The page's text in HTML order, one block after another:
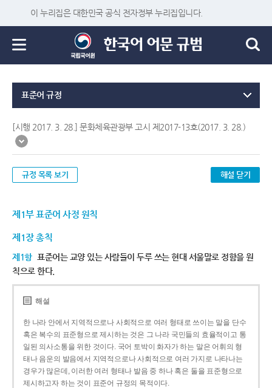
이 누리집은 대한민국 공식 전자정부 누리집입니다.
표준어 규정
[시행 2017. 3. 28.] 문화체육관광부 고시 제2017-13호(2017. 3. 28.)
규정 목록 보기 해설 닫기
제1부 표준어 사정 원칙
제1장 총칙
제1항 표준어는 교양 있는 사람들이 두루 쓰는 현대 서울말로 정함을 원
칙으로 한다.
해설
한 나라 안에서 지역적으로나 사회적으로 여러 형태로 쓰이는 말을 단수
혹은 복수의 표준형으로 제시하는 것은 그 나라 국민들의 효율적이고 통
일된 의사소통을 위한 것이다. 국어 토박이 화자가 하는 말은 어휘의 형
태나 음운의 발음에서 지역적으로나 사회적으로 여러 가지로 나타나는
경우가 많은데, 이러한 여러 형태나 발음 중 하나 혹은 둘을 표준형으로
제시하고자 하는 것이 표준어 규정의 목적이다.